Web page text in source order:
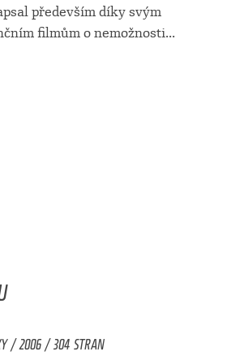
především díky svým
filmům o nemožnosti...
/ 2006 / 304 STRAN